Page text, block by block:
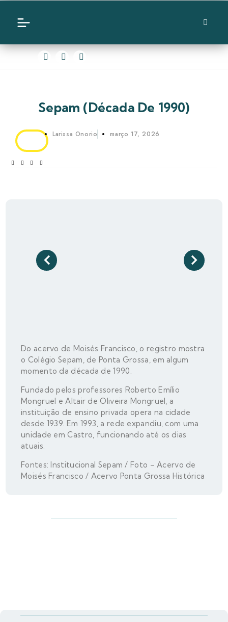
Sepam (década De 1990)
Larissa Onorio março 17, 2026
Do acervo de Moisés Francisco, o registro mostra
o Colégio Sepam, de Ponta Grossa, em algum
momento da década de 1990.
Fundado pelos professores Roberto Emílio
Mongruel e Altair de Oliveira Mongruel, a
instituição de ensino privada opera na cidade
desde 1939. Em 1993, a rede expandiu, com uma
unidade em Castro, funcionando até os dias
atuais.
Fontes: Institucional Sepam / Foto – Acervo de
Moisés Francisco / Acervo Ponta Grossa Histórica